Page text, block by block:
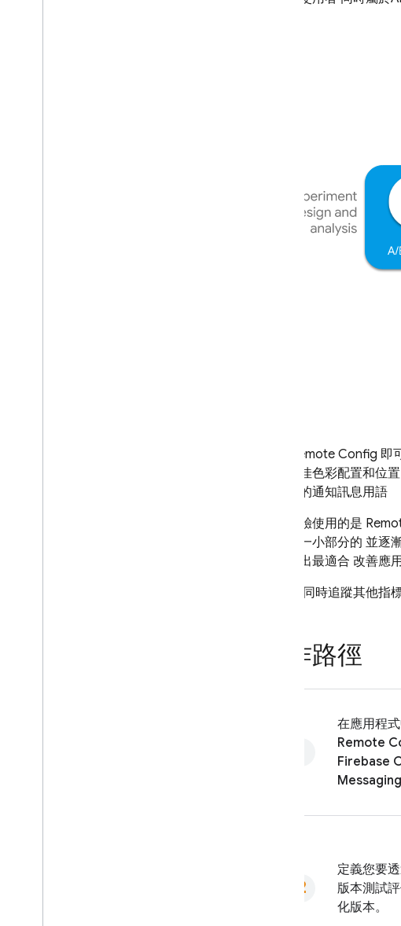
Remote Config 即
整為最佳色彩配置和位
出適當的通知訊息用語
無論實驗使用的是
可以對一小部分的 並
驗，找出最適合 改善應
你可以 同時追蹤其他
實作路徑
在應用程
Remote
Firebase
Messaging
定義您要
版本測試
化版本。